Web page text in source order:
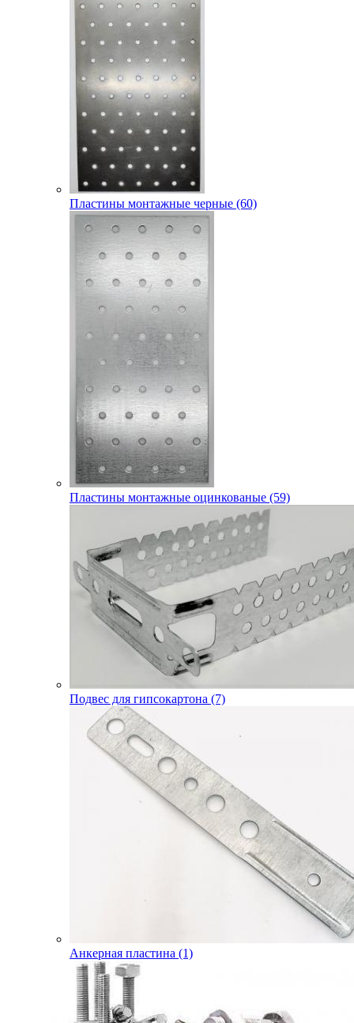
Пластины монтажные черные (60)
Пластины монтажные оцинкованые (59)
Подвес для гипсокартона (7)
Анкерная пластина (1)